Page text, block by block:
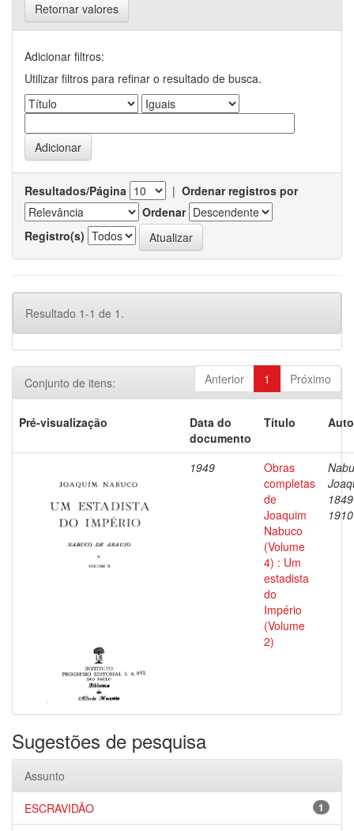
Retornar valores
Adicionar filtros:
Utilizar filtros para refinar o resultado de busca.
Resultados/Página | Ordenar registros por
Ordenar
Registro(s)
Resultado 1-1 de 1.
Anterior 1 Próximo
Conjunto de itens:
Pré-visualização
Data do
documento
Título
1949
Obras
completas
de
Joaquim
Nabuco
(Volume
4) : Um
estadista
do
Império
(Volume
2)
1910
Sugestões de pesquisa
Assunto
1
ESCRAVIDÃO